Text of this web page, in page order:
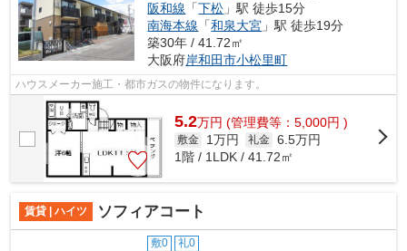
阪和線 「下松 」駅 徒歩15分
南海本線 「和泉大宮 」駅 徒歩19分
築30年 / 41.72㎡
大阪府岸和田市小松里町
ハウスメーカー施工・都市ガスの物件になります。
5.2万円 (管理費等：5,000円 )
敷金 1万円 礼金 6.5万円
1階 / 1LDK / 41.72㎡
賃貸 | ハイツ ソフィアコート
敷0 礼0